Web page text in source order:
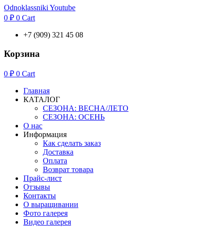
Odnoklassniki Youtube
0 ₽ 0 Cart
+7 (909) 321 45 08
Корзина
0 ₽ 0 Cart
Главная
КАТАЛОГ
СЕЗОНА: ВЕСНА/ЛЕТО
СЕЗОНА: ОСЕНЬ
О нас
Информация
Как сделать заказ
Доставка
Оплата
Возврат товара
Прайс-лист
Отзывы
Контакты
О выращивании
Фото галерея
Видео галерея